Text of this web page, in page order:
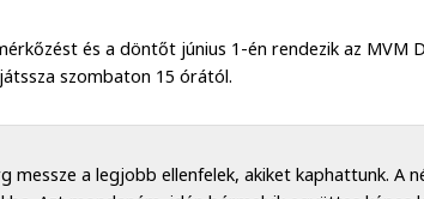
és a döntőt június 1-én rendezik az MVM
szombaton 15 órától.
messze a legjobb ellenfelek, akiket kaphattunk. A